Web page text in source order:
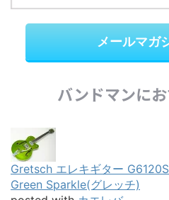
メールマガ
バンドマンに
Gretsch エレキギター
Green Sparkle(グレッチ)